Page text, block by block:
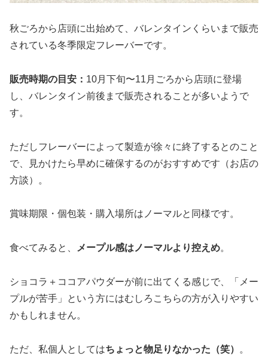
秋ごろから店頭に出始めて、バレンタインくらいまで販売
されている冬季限定フレーバーです。
販売時期の目安： 10月下旬〜11月ごろから店頭に登場
し、バレンタイン前後まで販売されることが多いようで
す。
ただしフレーバーによって製造が徐々に終了するとのこと
で、見かけたら早めに確保するのがおすすめです（お店の
方談）。
賞味期限・個包装・購入場所はノーマルと同様です。
食べてみると、 メープル感はノーマルより控えめ。
ショコラ＋ココアパウダーが前に出てくる感じで、「メー
プルが苦手」という方にはむしろこちらの方が入りやすい
かもしれません。
ただ、私個人としてはちょっと物足りなかった（笑） 。